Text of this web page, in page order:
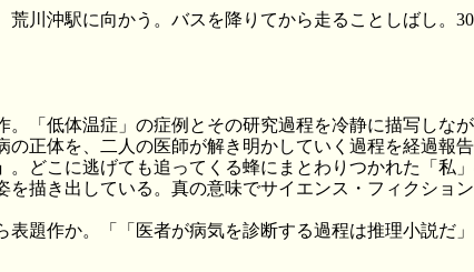
川沖駅に向かう。バスを降りてから走ることしばし。
。「低体温症」の症例とその研究過程を冷静に描写しな
正体を、二人の医師が解き明かしていく過程を経過報告
。どこに逃げても追ってくる蜂にまとわりつかれた「私
描き出している。真の意味でサイエンス・フィクショ
題作か。「「医者が病気を診断する過程は推理小説だ